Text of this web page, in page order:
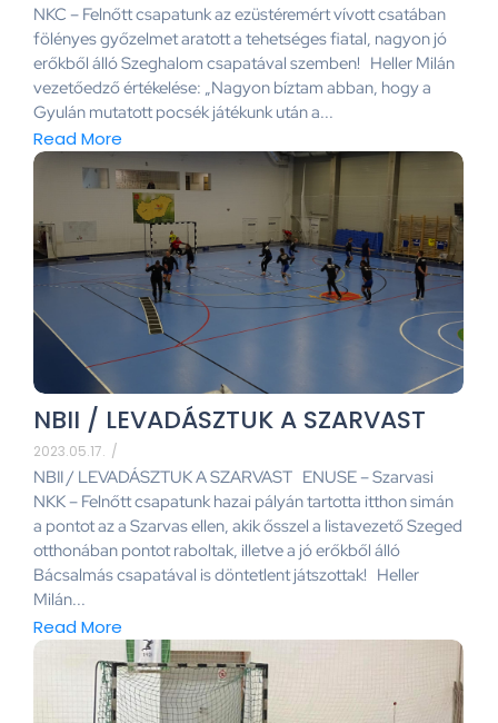
NKC – Felnőtt csapatunk az ezüstéremért vívott csatában
fölényes győzelmet aratott a tehetséges fiatal, nagyon jó
erőkből álló Szeghalom csapatával szemben! Heller Milán
vezetőedző értékelése: „Nagyon bíztam abban, hogy a
Gyulán mutatott pocsék játékunk után a...
Read More
NBII / LEVADÁSZTUK A SZARVAST
2023.05.17. /
NBII / LEVADÁSZTUK A SZARVAST ENUSE – Szarvasi
NKK – Felnőtt csapatunk hazai pályán tartotta itthon simán
a pontot az a Szarvas ellen, akik ősszel a listavezető Szeged
otthonában pontot raboltak, illetve a jó erőkből álló
Bácsalmás csapatával is döntetlent játszottak! Heller
Milán...
Read More